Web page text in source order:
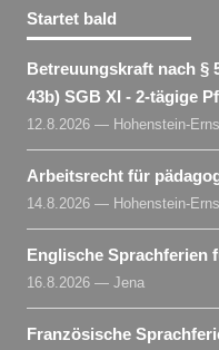
Startet bald
Betreuungskraft nach §
43b) SGB XI - 2-tägige
12.8.2026 — Hohenstein-
Arbeitsrecht für
14.8.2026 — Hohenstein-
Englische Sprachferien
16.8.2026 — Jena
Französische